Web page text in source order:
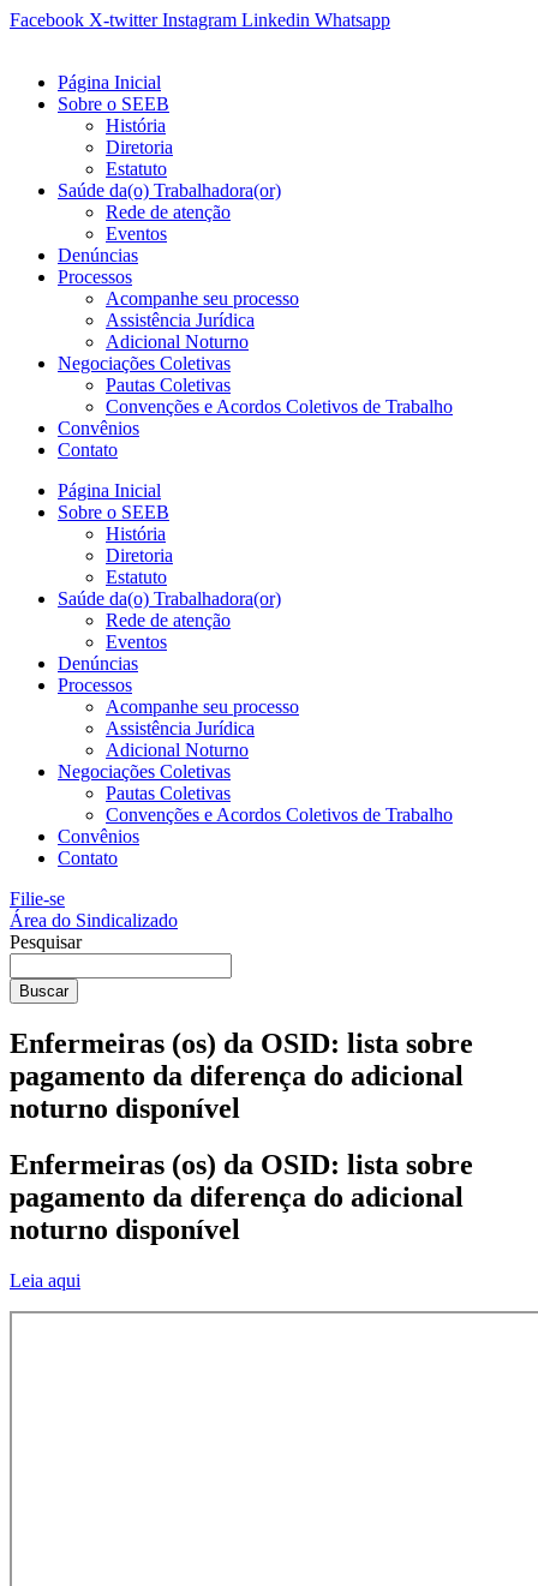
Ir
conteúdo
Facebook X-twitter Instagram Linkedin Whatsapp
Página Inicial
Sobre o SEEB
História
Diretoria
Estatuto
Saúde da(o) Trabalhadora(or)
Rede de atenção
Eventos
Denúncias
Processos
Acompanhe seu processo
Assistência Jurídica
Adicional Noturno
Negociações Coletivas
Pautas Coletivas
Convenções e Acordos Coletivos de Trabalho
Convênios
Contato
Página Inicial
Sobre o SEEB
História
Diretoria
Estatuto
Saúde da(o) Trabalhadora(or)
Rede de atenção
Eventos
Denúncias
Processos
Acompanhe seu processo
Assistência Jurídica
Adicional Noturno
Negociações Coletivas
Pautas Coletivas
Convenções e Acordos Coletivos de Trabalho
Convênios
Contato
Filie-se
Área do Sindicalizado
Pesquisar
Buscar
Enfermeiras (os) da OSID: lista sobre
pagamento da diferença do adicional
noturno disponível
Enfermeiras (os) da OSID: lista sobre
pagamento da diferença do adicional
noturno disponível
Leia aqui